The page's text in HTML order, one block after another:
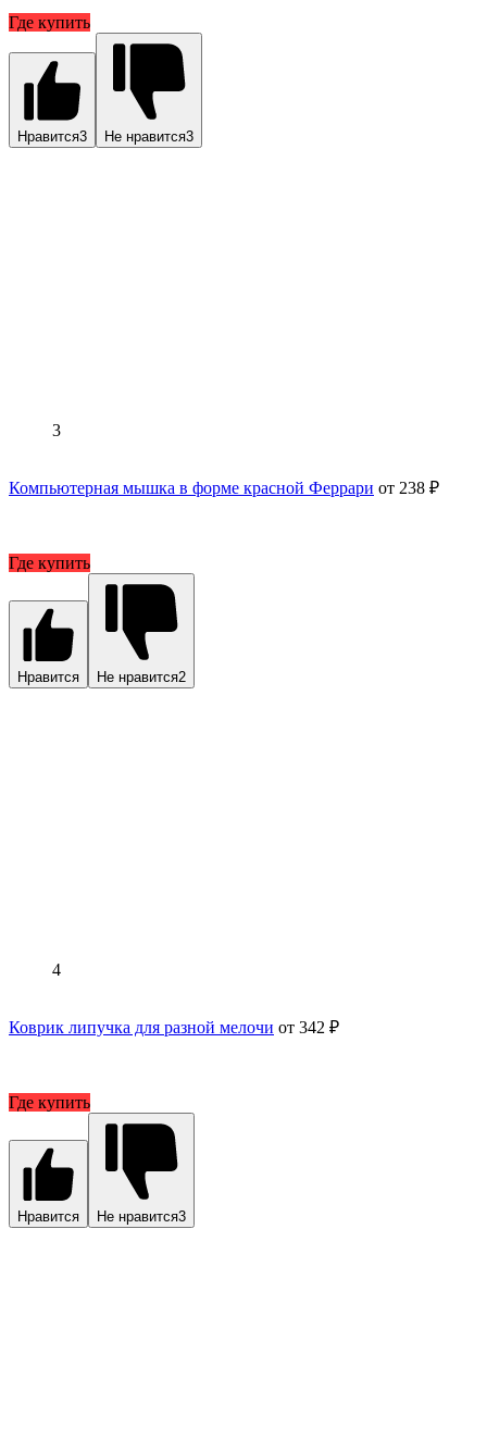
Где купить
Нравится3 Не нравится3
3
Компьютерная мышка в форме красной Феррари от 238 ₽
Где купить
Нравится Не нравится2
4
Коврик липучка для разной мелочи от 342 ₽
Где купить
Нравится Не нравится3